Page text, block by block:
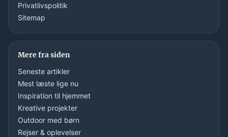
Privatlivspolitik
Sitemap
Mere fra siden
Seneste artikler
Mest læste lige nu
Inspiration til hjemmet
Kreative projekter
Outdoor med børn
Rejser & oplevelser